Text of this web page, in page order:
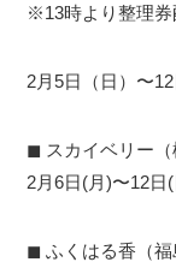
※13時より整理券
2月5日（日）〜
◼︎ スカイベリー（
2月6日(月)〜12日
◼︎ ふくはる香（福